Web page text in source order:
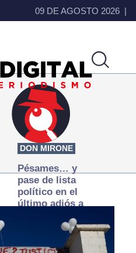
09 DE AGOSTO 2026
DON MIRONE
Pésames… y
pase de lista
político en el
último adiós a
Papá Grande